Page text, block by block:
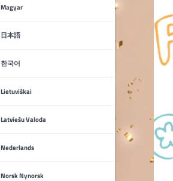
Magyar
日本語
한국어
Lietuviškai
Latviešu Valoda
Nederlands
Norsk Nynorsk